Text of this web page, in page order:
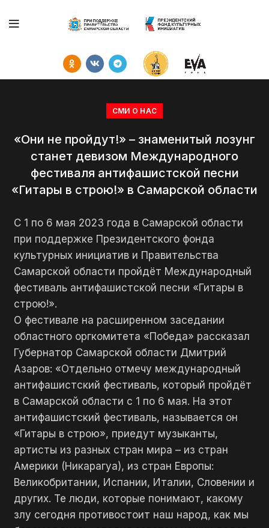
СМИ О НАС
«Они не пройдут!» – знаменитый лозунг
станет девизом Международного
фестиваля антифашистской песни
«Гитары в строю!» в Самарской области
С 1 по 6 мая 2023 года в Самарской области
при поддержке Президентского фонда
культурных инициатив и Правительства
Самарской области пройдёт Международный
фестиваль антифашистской песни «Гитары в
строю!».
О фестивале на расширенном заседании
областного оргкомитета «Победа» рассказал
Губернатор Самарской области Дмитрий
Азаров: «Отдельно отмечу международный
антифашистский фестиваль, который пройдёт
в Самарской области с 1 по 6 мая. На этот
антифашистский фестиваль, называется он
«Гитары в строю», приедут музыканты,
артисты из разных стран мира – из стран
Америки (Никарагуа), из стран Европы:
Великобритании, Испании, Италии, Словении и
других. Те люди, которые понимают, какому
злу сегодня противостоит наш народ, как мы